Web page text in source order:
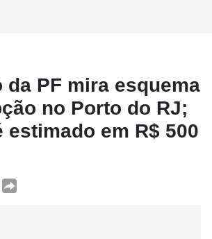
da PF mira esquema
no Porto do RJ;
estimado em R$ 500